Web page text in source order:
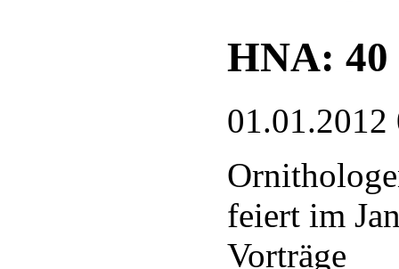
HNA: 40
01.01.2012
feiert im
Vorträge